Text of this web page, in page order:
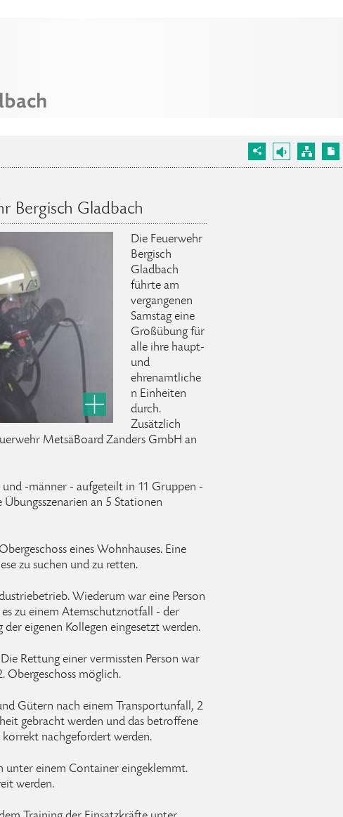
Bergisch Gladbach
Die Feuerwehr
Bergisch
Gladbach
führte am
vergangenen
Samstag eine
Großübung für
alle ihre haupt-
und
ehrenamtliche
n Einheiten
durch.
Zusätzlich
MetsäBoard Zanders GmbH an
-männer - aufgeteilt in 11 Gruppen -
an 5 Stationen
eines Wohnhauses. Eine
zu suchen und zu retten.
Wiederum war eine Person
zu einem Atemschutznotfall - der
eigenen Kollegen eingesetzt werden.
Rettung einer vermissten Person war
Obergeschoss möglich.
Gütern nach einem Transportunfall, 2
gebracht werden und das betroffene
nachgefordert werden.
unter einem Container eingeklemmt.
werden.